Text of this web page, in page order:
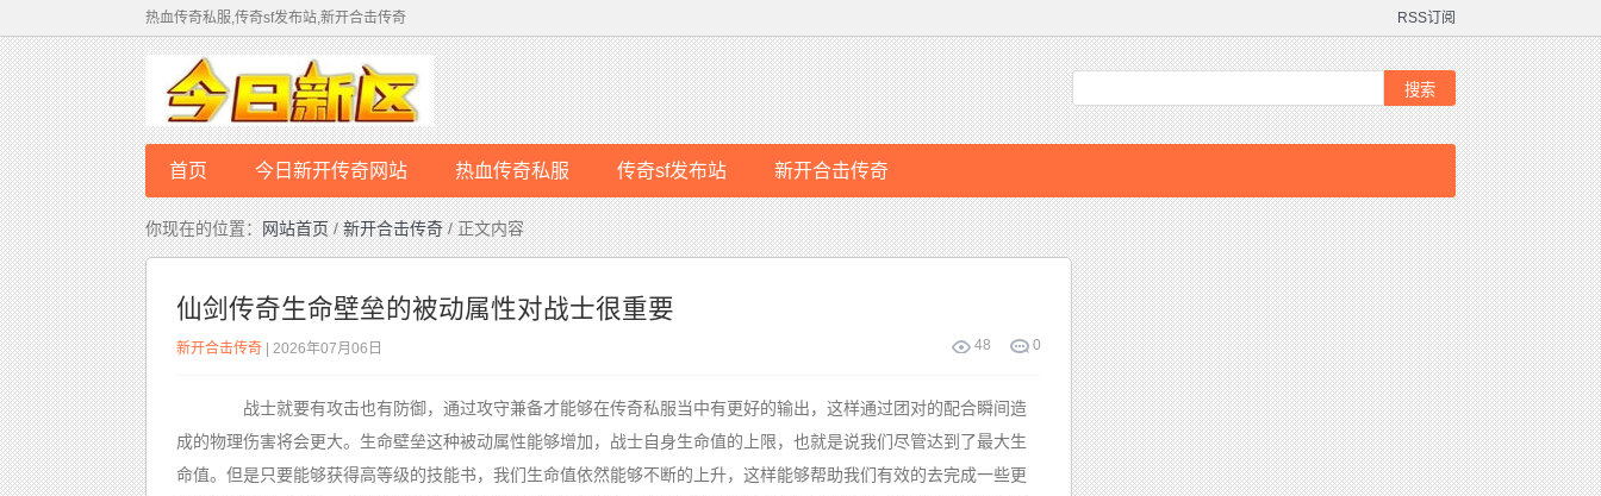
RSS订阅
热血传奇私服,传奇sf发布站,新开合击传奇
首页 今日新开传奇网站 热血传奇私服 传奇sf发布站 新开合击传奇
你现在的位置：网站首页/新开合击传奇/ 正文内容
仙剑传奇生命壁垒的被动属性对战士很重要
48 0
新开合击传奇 | 2026年07月06日
战士就要有攻击也有防御，通过攻守兼备才能够在传奇私服当中有更好的输出，这样通过团对的配合瞬间造
成的物理伤害将会更大。生命壁垒这种被动属性能够增加，战士自身生命值的上限，也就是说我们尽管达到了最大生
命值。但是只要能够获得高等级的技能书，我们生命值依然能够不断的上升，这样能够帮助我们有效的去完成一些更